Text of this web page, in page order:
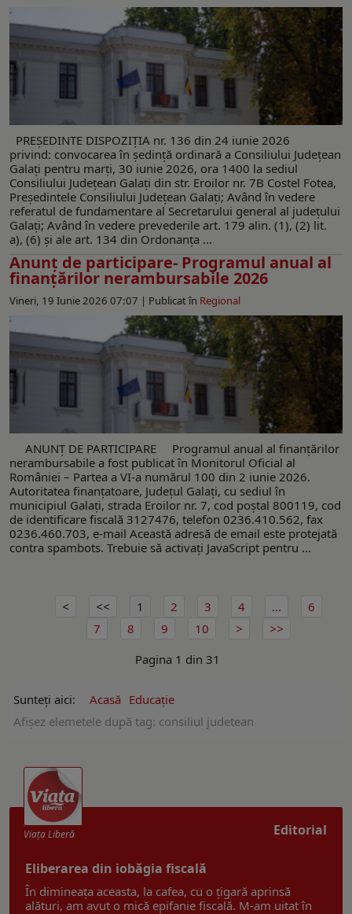
PREŞEDINTE DISPOZIŢIA nr. 136 din 24 iunie 2026
privind: convocarea în şedinţă ordinară a Consiliului Judeţean
Galaţi pentru marţi, 30 iunie 2026, ora 1400 la sediul
Consiliului Judeţean Galaţi din str. Eroilor nr. 7B Costel Fotea,
Preşedintele Consiliului Judeţean Galaţi; Având în vedere
referatul de fundamentare al Secretarului general al judeţului
Galaţi; Având în vedere prevederile art. 179 alin. (1), (2) lit.
a), (6) şi ale art. 134 din Ordonanţa ...
Anunț de participare- Programul anual al
finanțărilor nerambursabile 2026
Vineri, 19 Iunie 2026 07:07 | Publicat în Regional
ANUNȚ DE PARTICIPARE Programul anual al finanţărilor
nerambursabile a fost publicat în Monitorul Oficial al
României – Partea a VI-a numărul 100 din 2 iunie 2026.
Autoritatea finanţatoare, Judeţul Galaţi, cu sediul în
municipiul Galaţi, strada Eroilor nr. 7, cod poştal 800119, cod
de identificare fiscală 3127476, telefon 0236.410.562, fax
0236.460.703, e-mail Această adresă de email este protejată
contra spambots. Trebuie să activați JavaScript pentru ...
1 2 3 4 ...
6
7
8 9
10
Pagina 1 din 31
Sunteți aici: Acasă Educație
Afişez elemetele după tag: consiliul judetean
Editorial
Viaţa Liberă
Eliberarea din iobăgia fiscală
În dimineața aceasta, la cafea, cu o țigară aprinsă
alături, am avut o mică epifanie fiscală. M-am uitat în